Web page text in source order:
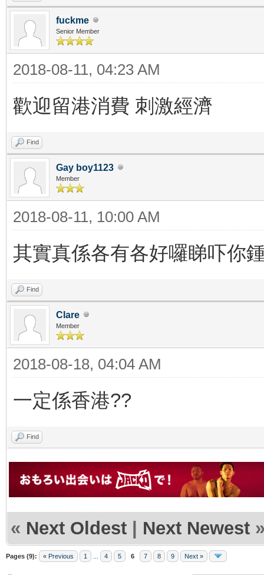
fuckme
Senior Member
2018-08-11, 04:23 AM
歡迎留港消費 刺激經濟
Find
Gay boy1123
Member
2018-08-11, 10:00 AM
其實真係各有各好囉睇吓你
Find
Clare
Member
2018-08-18, 04:04 AM
一定係香港??
Find
« Next Oldest | Next Newest
Pages (9): « Previous 1 4 5 6 7 8 9 Next »